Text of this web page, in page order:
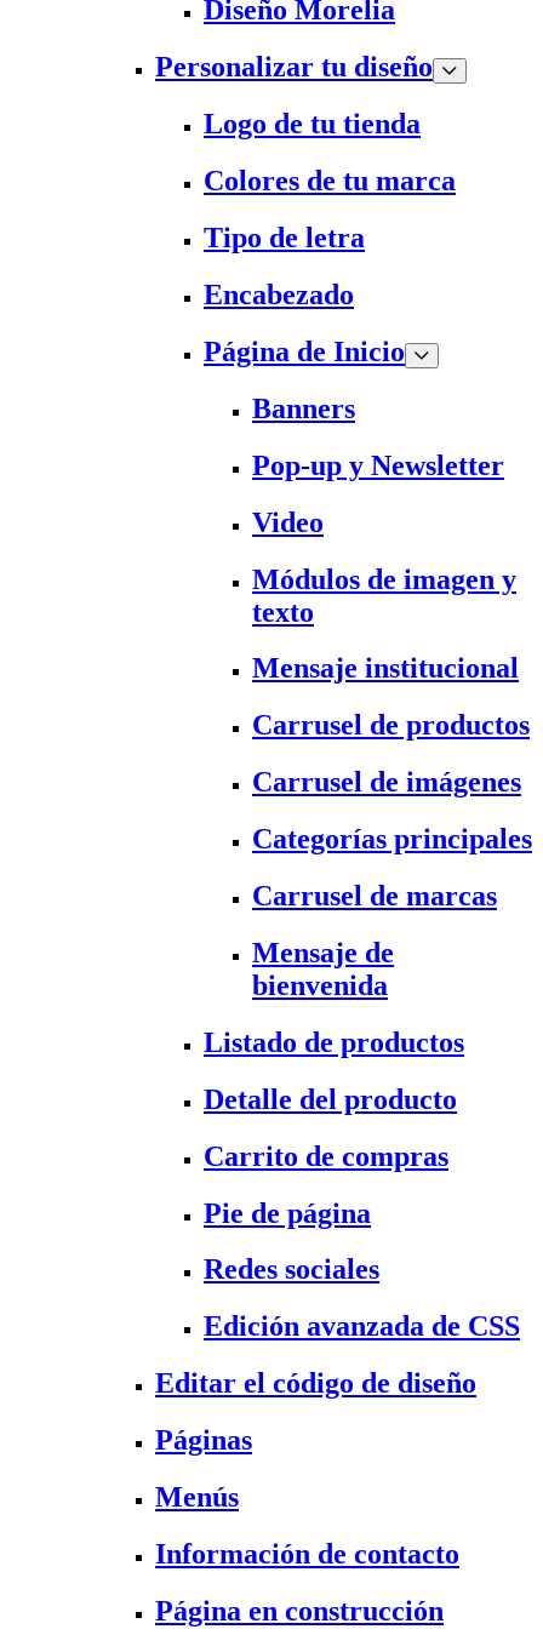
Diseño Morelia
Personalizar tu diseño
Logo de tu tienda
Colores de tu marca
Tipo de letra
Encabezado
Página de Inicio
Banners
Pop-up y Newsletter
Video
Módulos de imagen y
texto
Mensaje institucional
Carrusel de productos
Carrusel de imágenes
Categorías principales
Carrusel de marcas
Mensaje de
bienvenida
Listado de productos
Detalle del producto
Carrito de compras
Pie de página
Redes sociales
Edición avanzada de CSS
Editar el código de diseño
Páginas
Menús
Información de contacto
Página en construcción